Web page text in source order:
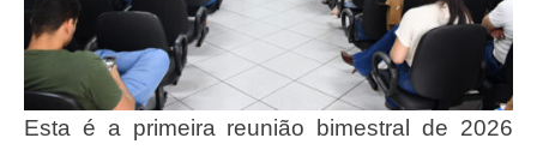
Esta é a primeira reunião bimestral de 2026